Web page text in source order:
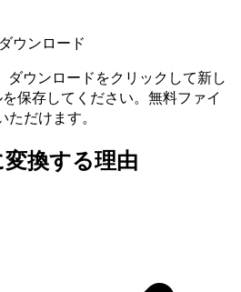
ウンロード
ダウンロードをクリックして新し
保存してください。無料ファイ
だけます。
換する理由